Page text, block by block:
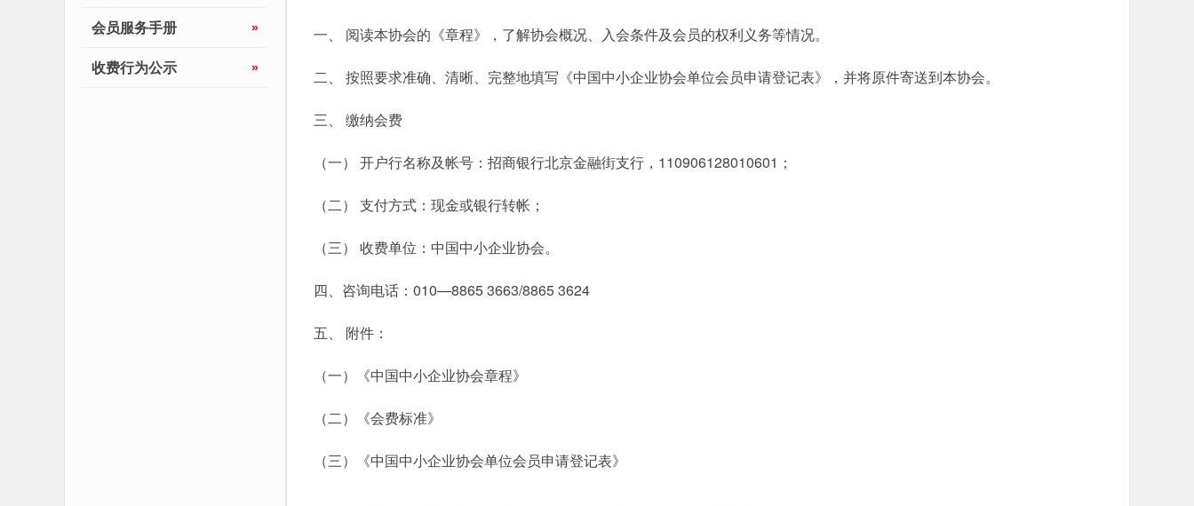
一、 阅读本协会的《章程》，了解协会概况、入会条件及会员的权利义务等情况。
二、 按照要求准确、清晰、完整地填写《中国中小企业协会单位会员申请登记表》，并将原件寄送到本协会。
三、 缴纳会费
（一） 开户行名称及帐号：招商银行北京金融街支行，110906128010601；
（二） 支付方式：现金或银行转帐；
（三） 收费单位：中国中小企业协会。
四、咨询电话：010—8865 3663/8865 3624
五、 附件：
（一）《中国中小企业协会章程》
（二）《会费标准》
（三）《中国中小企业协会单位会员申请登记表》
会员服务手册 »
收费行为公示 »